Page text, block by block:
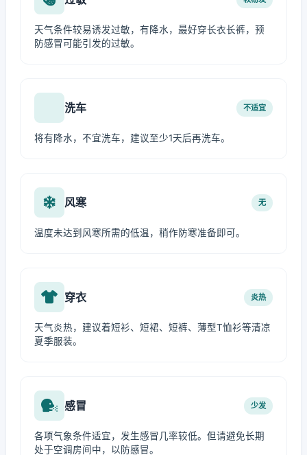
天气条件较易诱发过敏，有降水，最好穿长衣长裤，预
防感冒可能引发的过敏。
洗车 不适宜
将有降水，不宜洗车，建议至少1天后再洗车。
风寒 无
温度未达到风寒所需的低温，稍作防寒准备即可。
穿衣 炎热
天气炎热，建议着短衫、短裙、短裤、薄型T恤衫等清凉
夏季服装。
感冒 少发
各项气象条件适宜，发生感冒几率较低。但请避免长期
处于空调房间中，以防感冒。